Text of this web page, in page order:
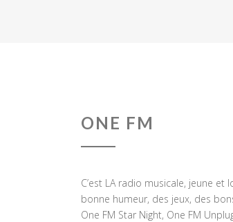
ONE FM
C’est LA radio musicale, jeune
bonne humeur, des jeux, des
One FM Star Night, One FM